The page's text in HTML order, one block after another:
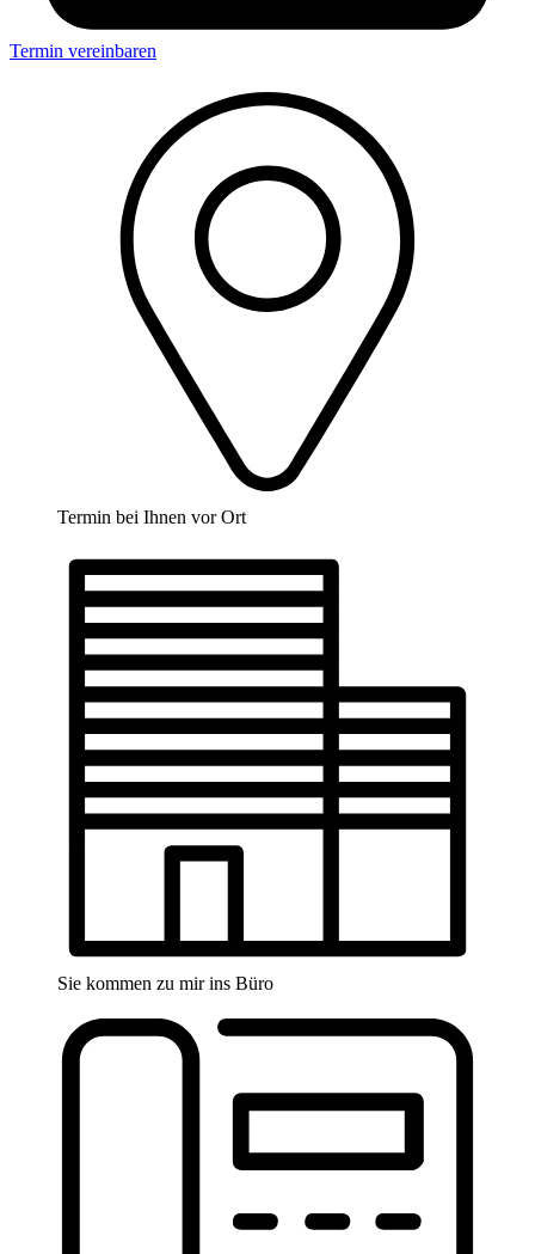
Termin vereinbaren
Termin bei Ihnen vor Ort
Sie kommen zu mir ins Büro